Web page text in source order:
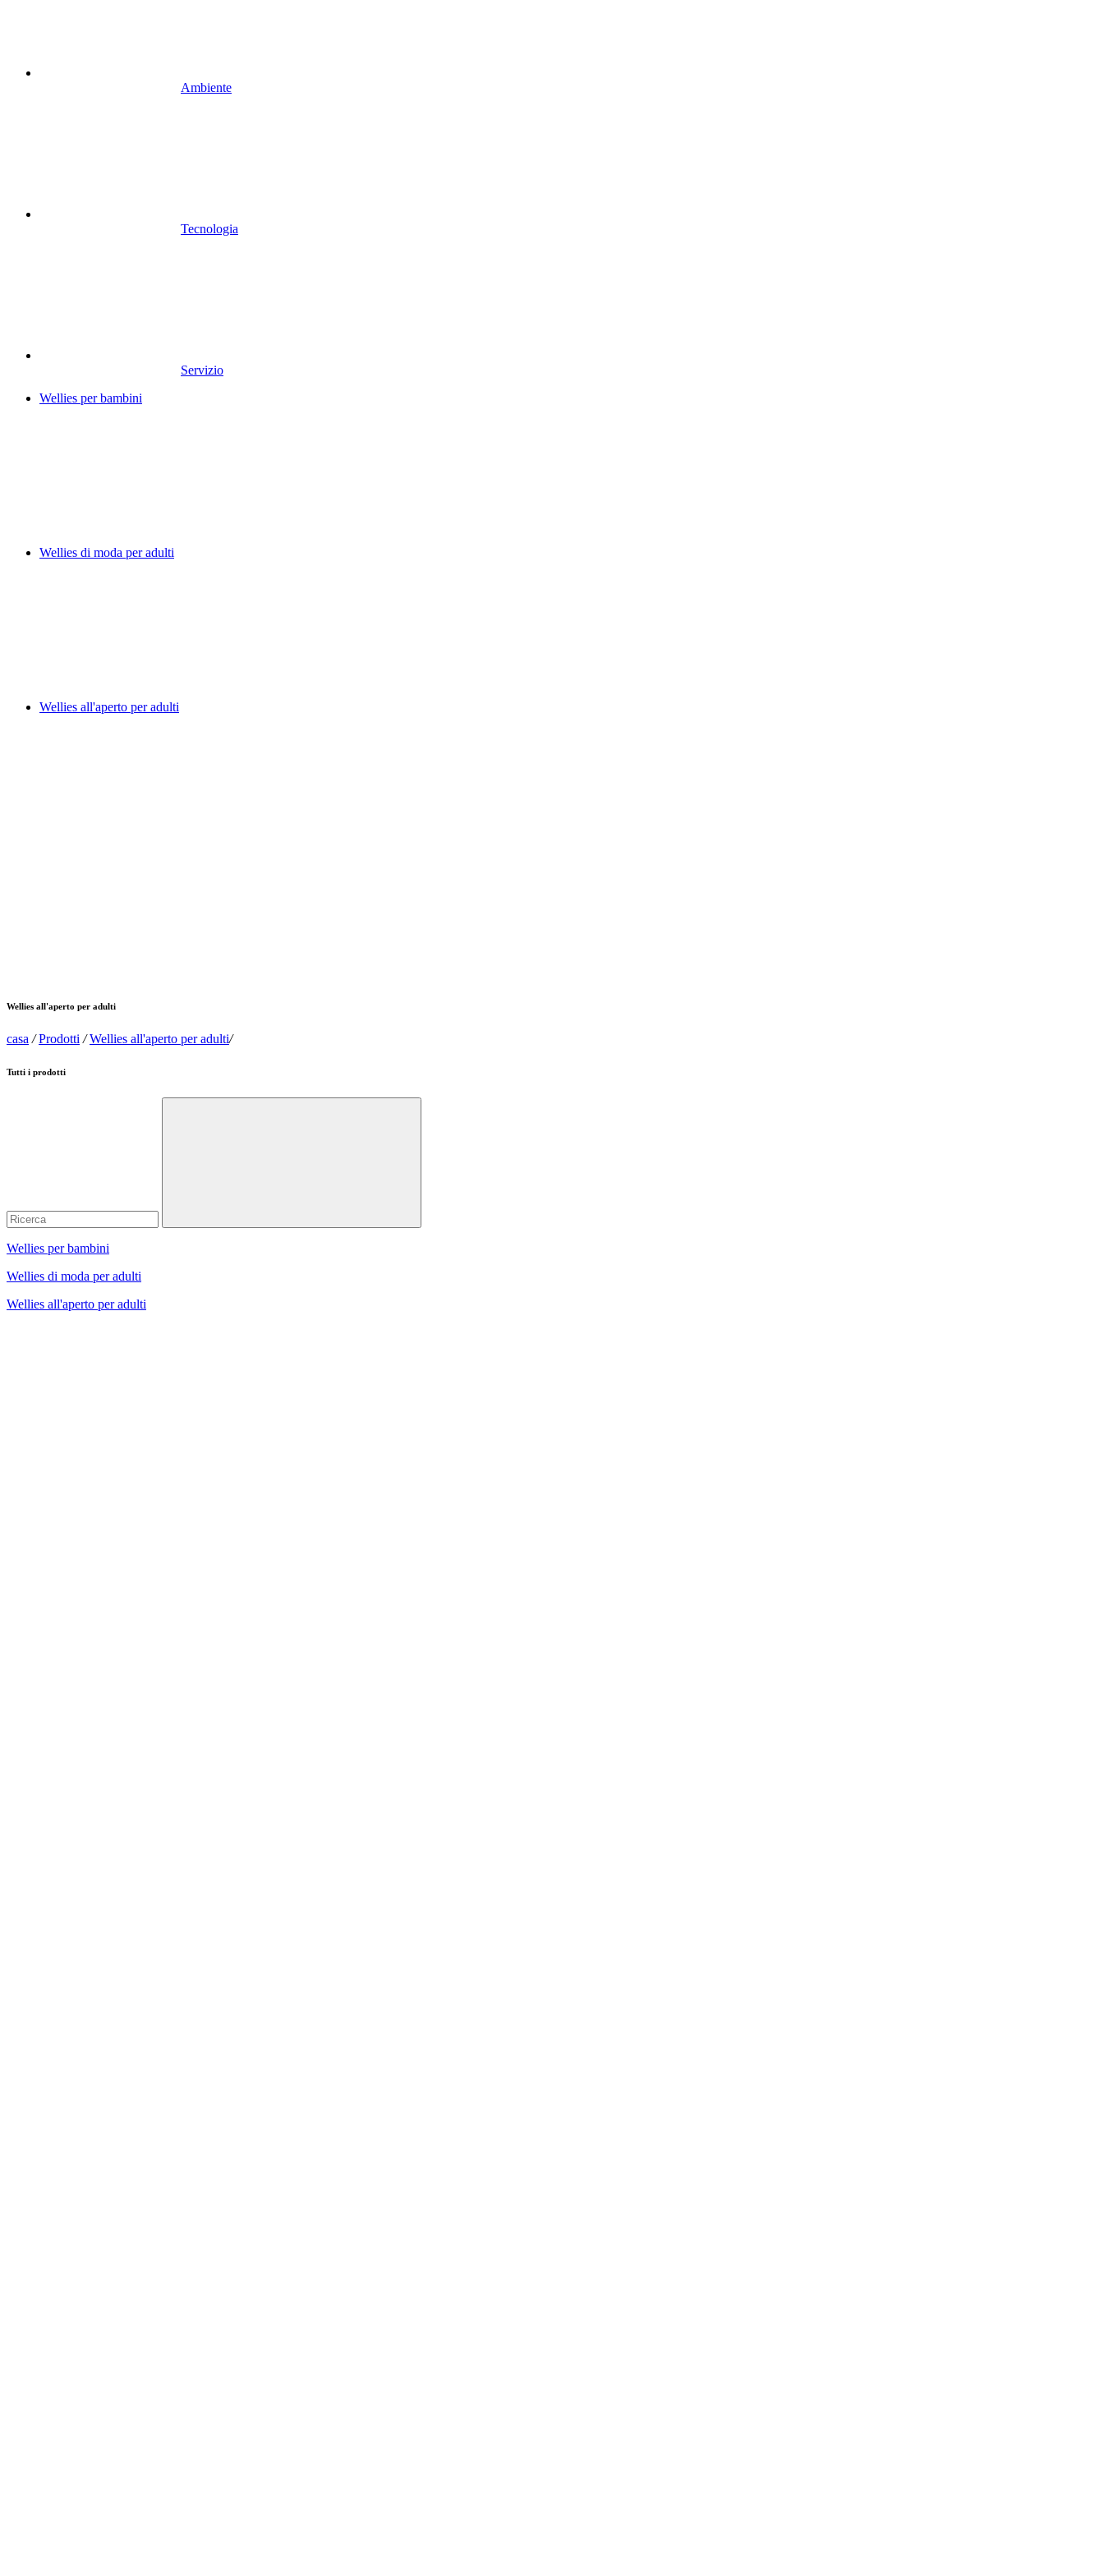
Ambiente
Tecnologia
Servizio
Wellies per bambini
Wellies di moda per adulti
Wellies all'aperto per adulti
Wellies all'aperto per adulti
casa /Prodotti / Wellies all'aperto per adulti/
Tutti i prodotti
Wellies per bambini
Wellies di moda per adulti
Wellies all'aperto per adulti